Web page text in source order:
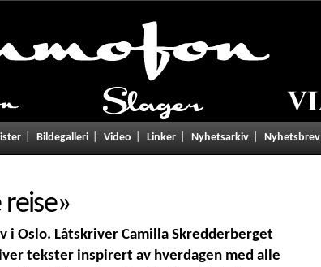
Bildegalleri Video Linker Nyhetsarkiv Nyhetsbrev
»
i Oslo. Låtskriver Camilla Skredderberget
tekster inspirert av hverdagen med alle